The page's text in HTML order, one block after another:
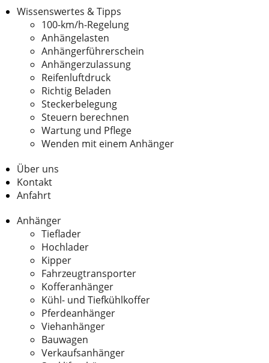
Wissenswertes & Tipps
100-km/h-Regelung
Anhängelasten
Anhängerführerschein
Anhängerzulassung
Reifenluftdruck
Richtig Beladen
Steckerbelegung
Steuern berechnen
Wartung und Pflege
Wenden mit einem Anhänger
Über uns
Kontakt
Anfahrt
Anhänger
Tieflader
Hochlader
Kipper
Fahrzeugtransporter
Kofferanhänger
Kühl- und Tiefkühlkoffer
Pferdeanhänger
Viehanhänger
Bauwagen
Verkaufsanhänger